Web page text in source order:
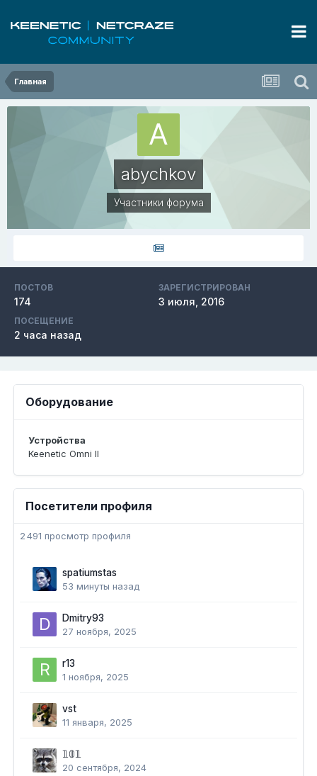
Главная
abychkov
Участники форума
ПОСТОВ
174
ЗАРЕГИСТРИРОВАН
3 июля, 2016
ПОСЕЩЕНИЕ
2 часа назад
Оборудование
Устройства
Keenetic Omni II
Посетители профиля
2 491 просмотр профиля
spatiumstas
53 минуты назад
Dmitry93
27 ноября, 2025
r13
1 ноября, 2025
vst
11 января, 2025
𝟙𝟘𝟙
20 сентября, 2024